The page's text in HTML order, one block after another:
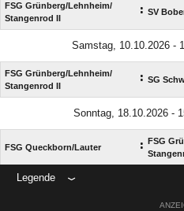
FSG Grünberg/​Lehnheim/​
Stangenrod II
: SV
Samstag, 10.10.2026 -
FSG Grünberg/​Lehnheim/​
Stangenrod II
: SG
Sonntag, 18.10.2026 -
FSG Queckborn/​Lauter :
FSG
Legende